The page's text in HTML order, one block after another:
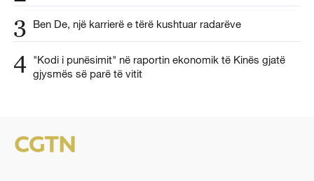
3 Ben De, një karrierë e tërë kushtuar radarëve
4 "Kodi i punësimit" në raportin ekonomik të Kinës gjatë
gjysmës së parë të vitit